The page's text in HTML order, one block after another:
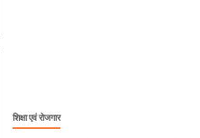
शिक्षा एवं रोजगार